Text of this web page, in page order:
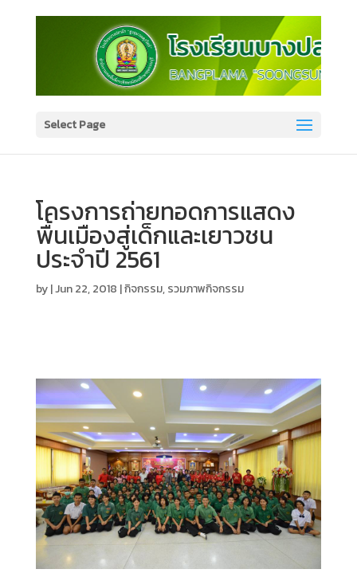
Select Page
โครงการถ่ายทอดการแสดง
พื้นเมืองสู่เด็กและเยาวชน
ประจำปี 2561
by|Jun 22, 2018 |กิจกรรม,รวมภาพกิจกรรม